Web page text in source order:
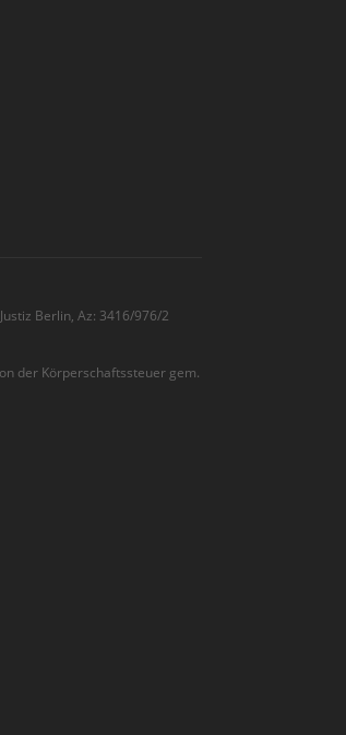
Berlin, Az: 3416/976/2
der Körperschaftssteuer gem.